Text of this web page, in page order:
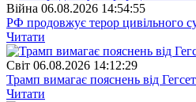
Війна 06.08.2026 14:54:55
РФ продовжує терор цивільного
Читати
Свiт 06.08.2026 14:12:29
Трамп вимагає пояснень від
Читати